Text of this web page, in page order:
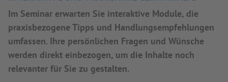
Im Seminar erwarten Sie interaktive Module, die
praxisbezogene Tipps und Handlungsempfehlungen
umfassen. Ihre persönlichen Fragen und Wünsche
werden direkt einbezogen, um die Inhalte noch
relevanter für Sie zu gestalten.